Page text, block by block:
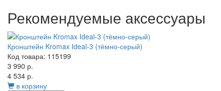
Рекомендуемые аксессуары
Кронштейн Kromax Ideal-3 (тёмно-серый)
Код товара: 115199
3 990 р.
4 534 р.
в корзину